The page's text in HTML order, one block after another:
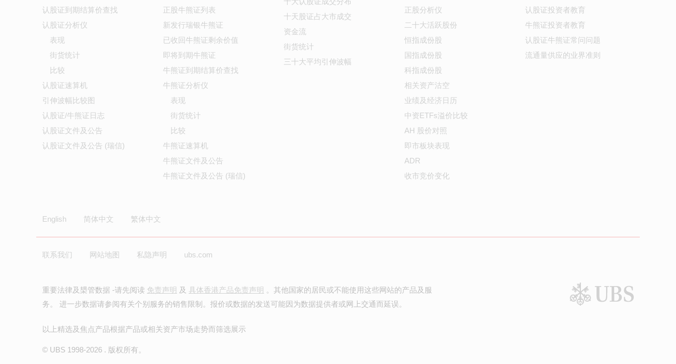
认股证到期结算价查找
认股证分析仪
表现
街货统计
比较
认股证速算机
引伸波幅比较图
认股证/牛熊证日志
认股证文件及公告
认股证文件及公告 (瑞信)
正股牛熊证列表
新发行瑞银牛熊证
已收回牛熊证剩余价值
即将到期牛熊证
牛熊证到期结算价查找
牛熊证分析仪
表现
街货统计
比较
牛熊证速算机
牛熊证文件及公告
牛熊证文件及公告 (瑞信)
十天股证占大市成交
资金流
街货统计
三十大平均引伸波幅
正股分析仪
二十大活跃股份
恒指成份股
国指成份股
科指成份股
相关资产沽空
业绩及经济日历
中资ETFs溢价比较
AH 股价对照
即市板块表现
ADR
收市竞价变化
认股证投资者教育
牛熊证投资者教育
认股证牛熊证常问问题
流通量供应的业界准则
English 简体中文 繁体中文
联系我们 网站地图 私隐声明 ubs.com
重要法律及槼管数据 -请先阅读 免责声明 及 具体香港产品免责声明 。其他国家的居民或不能使用这些网站的产品及服
务。 进一步数据请参阅有关个别服务的销售限制。报价或数据的发送可能因为数据提供者或网上交通而延误。
以上精选及焦点产品根据产品或相关资产市场走势而筛选展示
© UBS 1998-2026 . 版权所有。